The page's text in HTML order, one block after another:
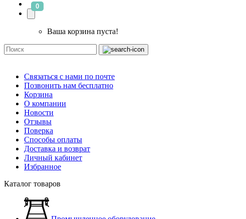
0
Ваша корзина пуста!
Связаться с нами по почте
Позвонить нам бесплатно
Корзина
О компании
Новости
Отзывы
Поверка
Способы оплаты
Доставка и возврат
Личный кабинет
Избранное
Каталог товаров